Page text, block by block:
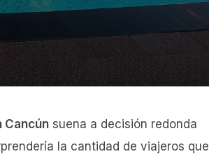
Cancún suena a decisión redonda
la cantidad de viajeros que